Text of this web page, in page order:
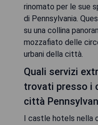
rinomato per le sue
di Pennsylvania.
su una collina
mozzafiato delle
urbani della città.
Quali servizi
trovati presso i
città
I castle hotels nella